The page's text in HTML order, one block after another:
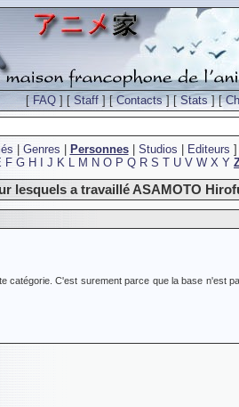
[FAQ ] [Staff ] [Contacts] [Stats] [
Genres Personnes| Studios Editeurs ]
F G H J K L M N O P Q R S T U V W X Y
lesquels a travaillé ASAMOTO
catégorie. C'est surement parce que la base n'est